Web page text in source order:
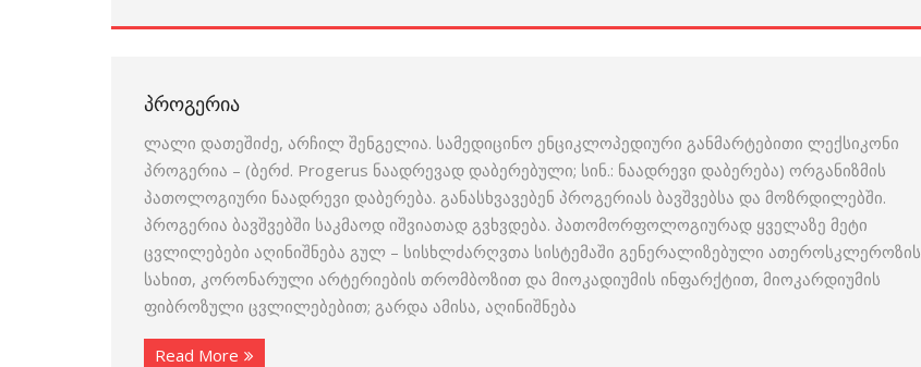
ᲞᲠᲝᲒᲔᲠᲘᲐ
ლალი დათეშიძე, არჩილ შენგელია. სამედიცინო ენციკლოპედიური განმარტებითი ლექსიკონი
პროგერია – (ბერძ. Progerus ნაადრევად დაბერებული; სინ.: ნაადრევი დაბერება) ორგანიზმის
პათოლოგიური ნაადრევი დაბერება. განასხვავებენ პროგერიას ბავშვებსა და მოზრდილებში.
პროგერია ბავშვებში საკმაოდ იშვიათად გვხვდება. პათომორფოლოგიურად ყველაზე მეტი
ცვლილებები აღინიშნება გულ – სისხლძარღვთა სისტემაში გენერალიზებული ათეროსკლეროზის
სახით, კორონარული არტერიების თრომბოზით და მიოკადიუმის ინფარქტით, მიოკარდიუმის
ფიბროზული ცვლილებებით; გარდა ამისა, აღინიშნება
Read More